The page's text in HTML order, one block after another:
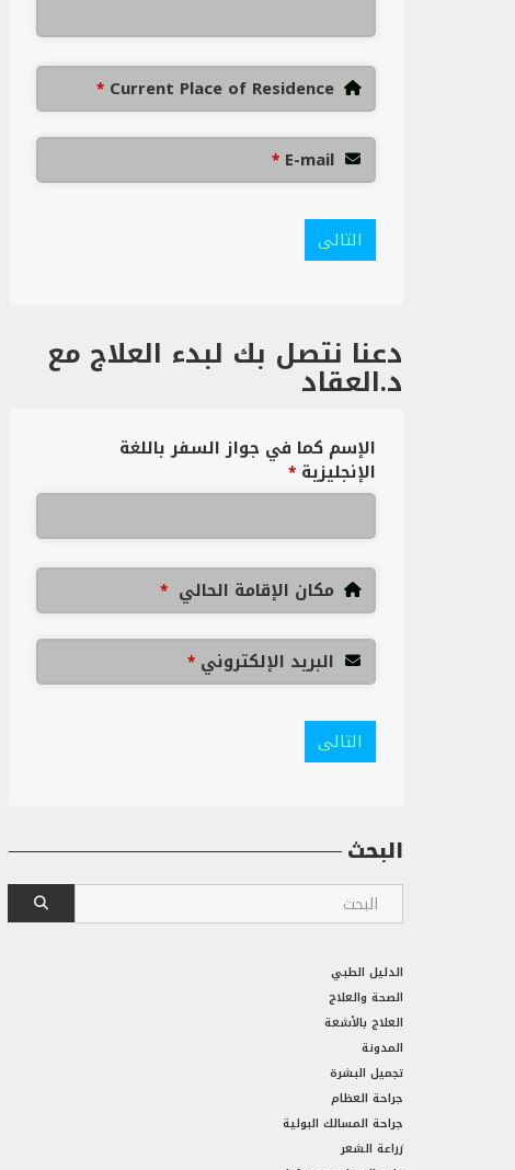
Current Place of Residence
*
E-mail
*
التالى
دعنا نتصل بك لبدء العلاج مع
د.العقاد
الإسم كما في جواز السفر باللغة
الإنجليزية *
مكان الإقامة الحالي *
البريد الإلكتروني *
التالى
البحث
الدليل الطبي
الصحة والعلاج
العلاج بالأشعة
المدونة
تجميل البشرة
جراحة العظام
جراحة المسالك البولية
زراعة الشعر